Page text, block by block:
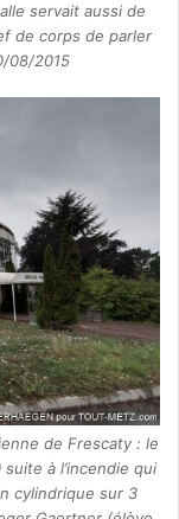
servait aussi de
de corps de parler
08/2015
de Frescaty : le
à l’incendie qui
cylindrique sur 3